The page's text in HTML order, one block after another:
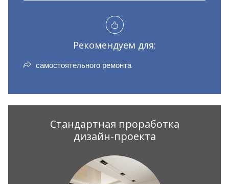
Рекомендуем для:
самостоятельного ремонта
Стандартная проработка
дизайн-проекта